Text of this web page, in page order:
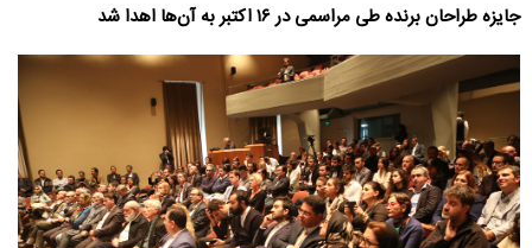
جایزه طراحان برنده طی مراسمی در ۱۶ اکتبر به آن‌ها اهدا شد